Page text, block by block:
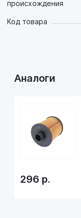
происхождения
Код товара
Аналоги
296 р.